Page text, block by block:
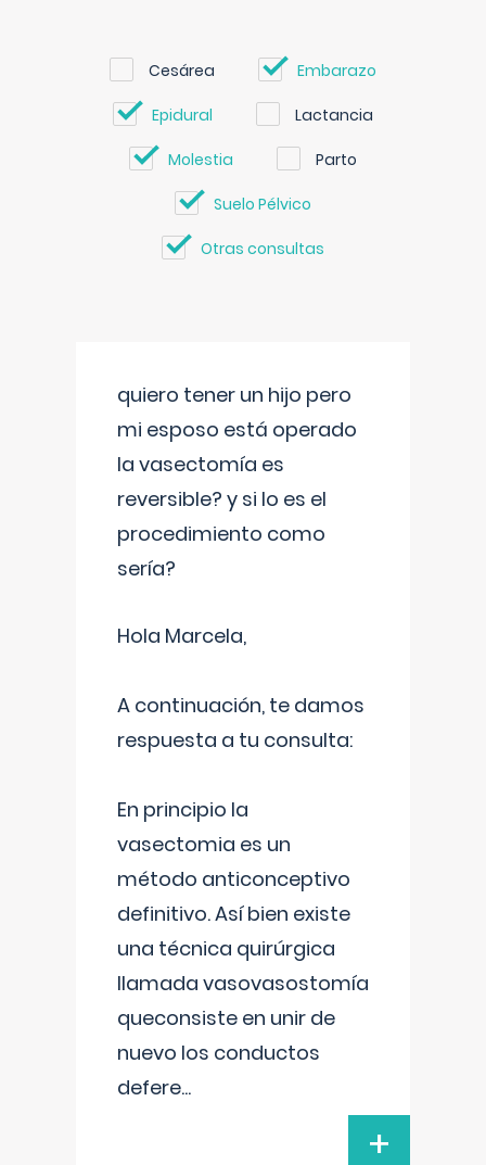
Cesárea Embarazo
Epidural Lactancia
Molestia Parto
Suelo Pélvico
Otras consultas
quiero tener un hijo pero
mi esposo está operado
la vasectomía es
reversible? y si lo es el
procedimiento como
sería?
Hola Marcela,
A continuación, te damos
respuesta a tu consulta:
En principio la
vasectomia es un
método anticonceptivo
definitivo. Así bien existe
una técnica quirúrgica
llamada vasovasostomía
queconsiste en unir de
nuevo los conductos
defere...
+